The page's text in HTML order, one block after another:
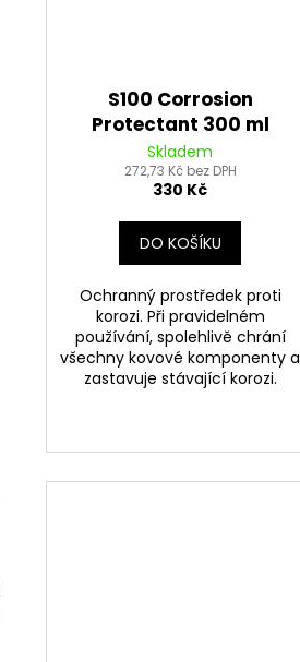
S100 Corrosion
Protectant 300 ml
Skladem
272,73 Kč bez DPH
330 Kč
DO KOŠÍKU
Ochranný prostředek proti
korozi. Při pravidelném
používání, spolehlivě chrání
všechny kovové komponenty a
zastavuje stávající korozi.